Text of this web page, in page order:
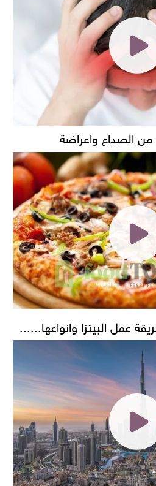
الصداع واعراضة
عمل البيتزا وانواعها......